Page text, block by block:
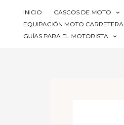
contenido
INICIO CASCOS DE MOTO
EQUIPACIÓN MOTO CARRETERA
GUÍAS PARA EL MOTORISTA